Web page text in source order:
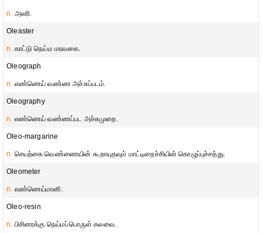
n. அலரி.
Oleaster
n. காட்டு நெய்ம மரவகை.
Oleograph
n. எண்ணெய் வண்ண அச்சுப்படம்.
Oleography
n. எண்ணெய் வண்ணப்பட அச்சுமுறை.
Oleo-margarine
n. செயற்கை வெண்ணையின் கூறாயுதவும் மாட்டிறைச்சியின் கொழுப்புச்சத்து.
Oleometer
n. எண்ணெய்மானி.
Oleo-resin
n. பிசினரக்கு நெய்மப்பொருள் கலவை.